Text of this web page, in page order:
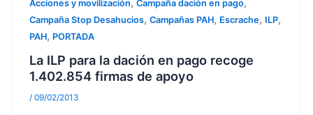
Acciones y movilización Campaña dación en pago
Campaña Stop Desahucios, Campañas PAH, Escrache, ILP,
PAH, PORTADA
La ILP para la dación en pago recoge
1.402.854 firmas de apoyo
/ 09/02/2013